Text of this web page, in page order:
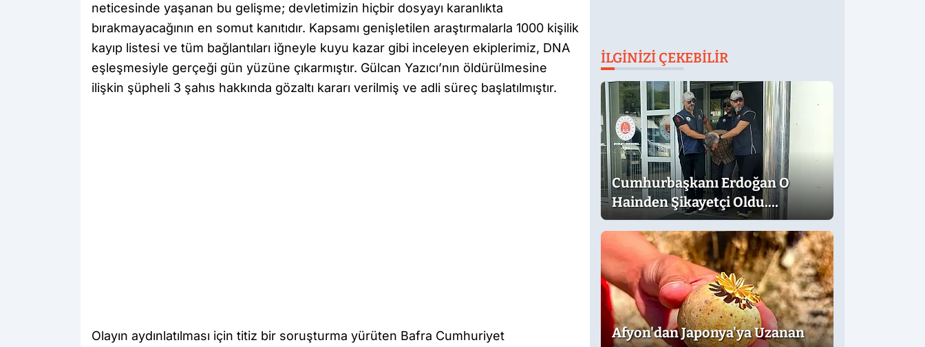
neticesinde yaşanan bu gelişme; devletimizin hiçbir dosyayı karanlıkta
bırakmayacağının en somut kanıtıdır. Kapsamı genişletilen araştırmalarla 1000 kişilik
kayıp listesi ve tüm bağlantıları iğneyle kuyu kazar gibi inceleyen ekiplerimiz, DNA
eşleşmesiyle gerçeği gün yüzüne çıkarmıştır. Gülcan Yazıcı’nın öldürülmesine
ilişkin şüpheli 3 şahıs hakkında gözaltı kararı verilmiş ve adli süreç başlatılmıştır.
Olayın aydınlatılması için titiz bir soruşturma yürüten Bafra Cumhuriyet
İLGINIZI ÇEKEBILIR
Cumhurbaşkanı Erdoğan O
Hainden Şikayetçi Oldu.
Dilekçede Dikkat Çeken İfadeler
Afyon'dan Japonya'ya Uzanan